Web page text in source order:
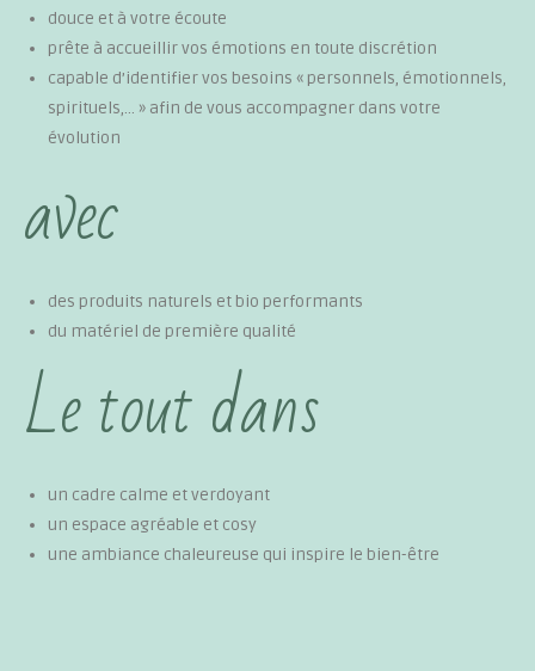
douce et à votre écoute
prête à accueillir vos émotions en toute discrétion
capable d’identifier vos besoins « personnels, émotionnels,
spirituels,… » afin de vous accompagner dans votre
évolution
avec
des produits naturels et bio performants
du matériel de première qualité
Le tout dans
un cadre calme et verdoyant
un espace agréable et cosy
une ambiance chaleureuse qui inspire le bien-être